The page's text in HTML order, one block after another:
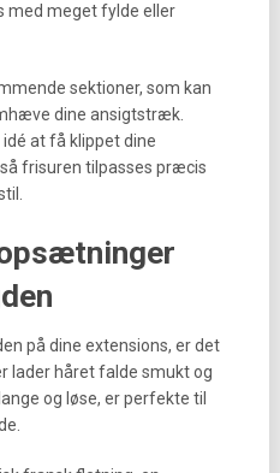
med meget fylde eller
sektioner, som kan
dine ansigtstræk.
idé at få klippet dine
frisuren tilpasses præcis
på dine extensions, er det
lader håret falde smukt og
og løse, er perfekte til